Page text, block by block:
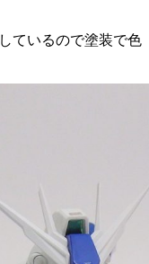
ているので塗装で色